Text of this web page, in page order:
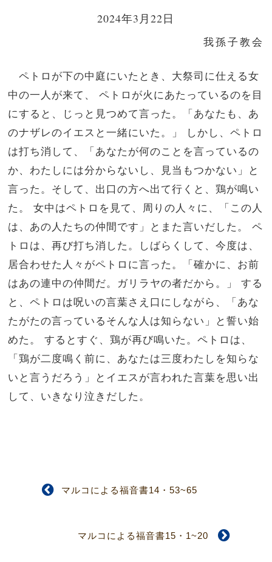
2024年3月22日
我孫子教会
ペトロが下の中庭にいたとき、大祭司に仕える女
中の一人が来て、 ペトロが火にあたっているのを目
にすると、じっと見つめて言った。「あなたも、あ
のナザレのイエスと一緒にいた。」 しかし、ペトロ
は打ち消して、「あなたが何のことを言っているの
か、わたしには分からないし、見当もつかない」と
言った。そして、出口の方へ出て行くと、鶏が鳴い
た。 女中はペトロを見て、周りの人々に、「この人
は、あの人たちの仲間です」とまた言いだした。 ペ
トロは、再び打ち消した。しばらくして、今度は、
居合わせた人々がペトロに言った。「確かに、お前
はあの連中の仲間だ。ガリラヤの者だから。」 する
と、ペトロは呪いの言葉さえ口にしながら、「あな
たがたの言っているそんな人は知らない」と誓い始
めた。 するとすぐ、鶏が再び鳴いた。ペトロは、
「鶏が二度鳴く前に、あなたは三度わたしを知らな
いと言うだろう」とイエスが言われた言葉を思い出
して、いきなり泣きだした。
マルコによる福音書14・53~65
マルコによる福音書15・1~20